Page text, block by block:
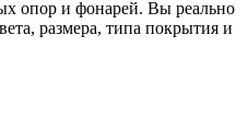
опор и фонарей. Вы реально
размера, типа покрытия и